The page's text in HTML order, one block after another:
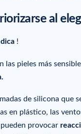
al
!
las pieles más
de silicona que
en plástico, las
provocar